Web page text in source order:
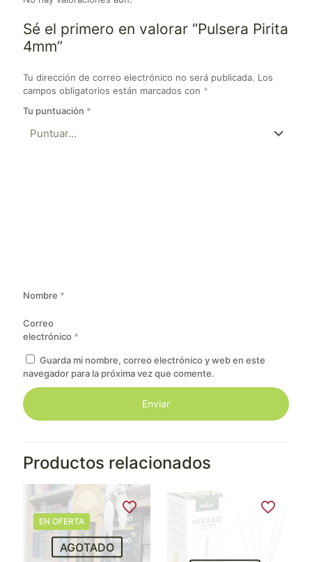
Sé el primero en valorar “Pulsera Pirita
4mm”
Tu dirección de correo electrónico no será publicada. Los
campos obligatorios están marcados con *
Tu puntuación *
Nombre *
Correo
electrónico *
Guarda mi nombre, correo electrónico y web en este
navegador para la próxima vez que comente.
Productos relacionados
EN OFERTA
AGOTADO